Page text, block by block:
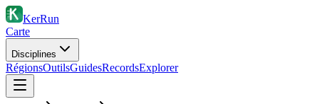
KerRun
Carte
Disciplines
RégionsOutilsGuidesRecordsExplorer